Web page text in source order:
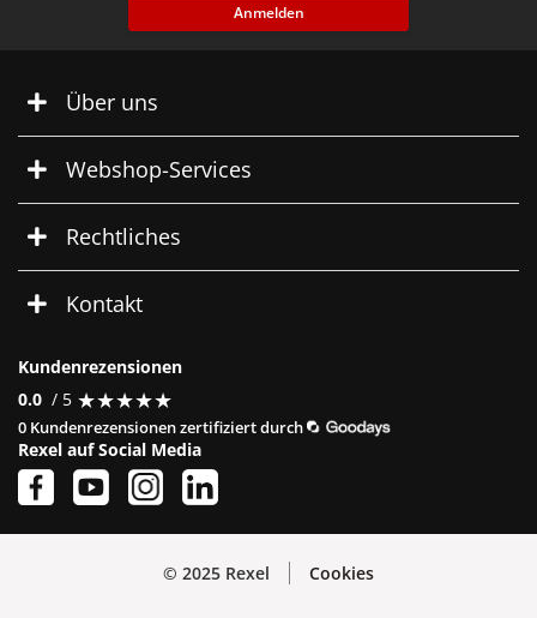
Anmelden
Über uns
Webshop-Services
Rechtliches
Kontakt
Kundenrezensionen
0.0 / 5 ★★★★★
★★★★★
0 Kundenrezensionen zertifiziert durch
Rexel auf Social Media
© 2025 Rexel Cookies